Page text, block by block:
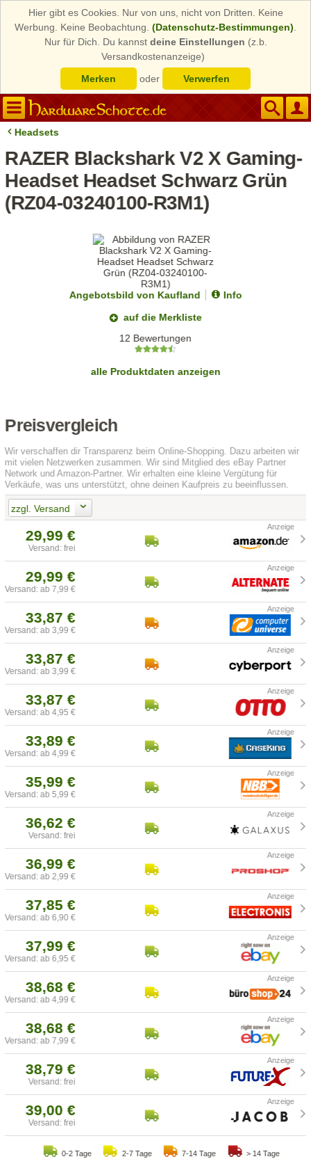
Hier gibt es Cookies. Nur von uns, nicht von Dritten. Keine
Werbung. Keine Beobachtung. (Datenschutz-Bestimmungen)
Nur für Dich. Du kannst deine Einstellungen (z.b.
Versandkostenanzeige)
Merken
oder Verwerfen
Headsets
RAZER Blackshark V2 X Gaming-
Headset Headset Schwarz Grün
(RZ04-03240100-R3M1)
Angebotsbild von Kaufland
Info
auf die Merkliste
12 Bewertungen
alle Produktdaten anzeigen
Preisvergleich
Wir verschaffen dir Transparenz beim Online-Shopping. Dazu arbeiten wir
mit vielen Netzwerken zusammen. Wir sind Mitglied des eBay Partner
Network und Amazon-Partner. Wir erhalten eine kleine Vergütung für
Verkäufe, was uns unterstützt, ohne deinen Kaufpreis zu beeinflussen.
zzgl. Versand
29,99 €
Versand: frei
29,99 €
Versand: ab 7,99 €
33,87 €
Versand: ab 3,99 €
33,87 €
Versand: ab 3,99 €
33,87 €
Versand: ab 4,95 €
33,89 €
Versand: ab 4,99 €
35,99 €
Versand: ab 5,99 €
36,62 €
Versand: frei
36,99 €
Versand: ab 2,99 €
37,85 €
Versand: ab 6,90 €
37,99 €
Versand: ab 6,95 €
38,68 €
Versand: ab 4,99 €
38,68 €
Versand: ab 7,99 €
38,79 €
Versand: frei
39,00 €
Versand: frei
0-2 Tage 2-7 Tage 7-14 Tage > 14 Tage